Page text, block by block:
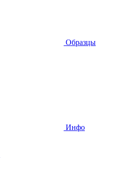
Образцы
Инфо